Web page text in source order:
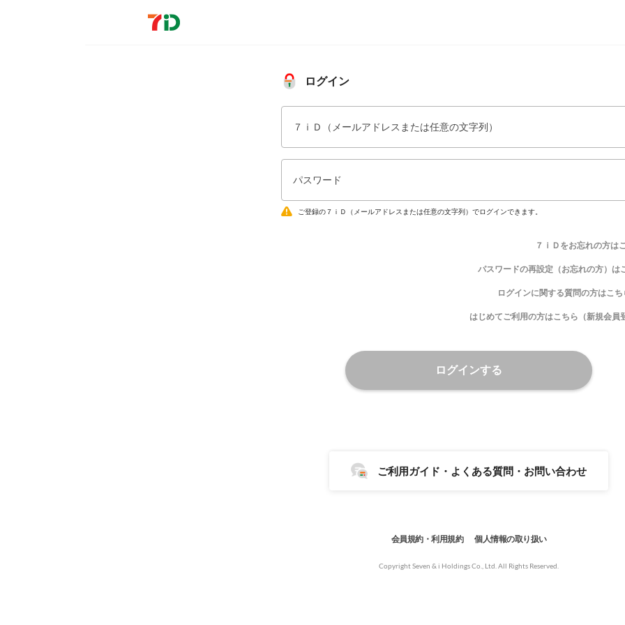
ログイン
７ｉＤ（メールアドレスまたは任意の文字列）
パスワード
ご登録の７ｉＤ（メールアドレスまたは任意の文字列）でログインできます。
７ｉＤをお忘れの方は
パスワードの再設定（お忘れの方）は
ログインに関する質問の方はこち
はじめてご利用の方はこちら（新規会員
ログインする
ご利用ガイド・よくある質問・お問い合わせ
会員規約・利用規約 個人情報の取り扱い
Copyright Seven & i Holdings Co., Ltd. All Rights Reserved.